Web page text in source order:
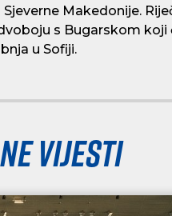
Makedonije.
s Bugarskom koji
u Sofiji.
vijesti